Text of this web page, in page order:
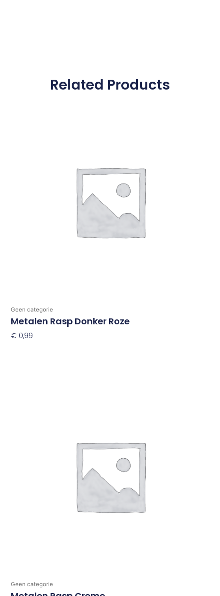
Related Products
Geen categorie
Metalen Rasp Donker Roze
€ 0,99
Geen categorie